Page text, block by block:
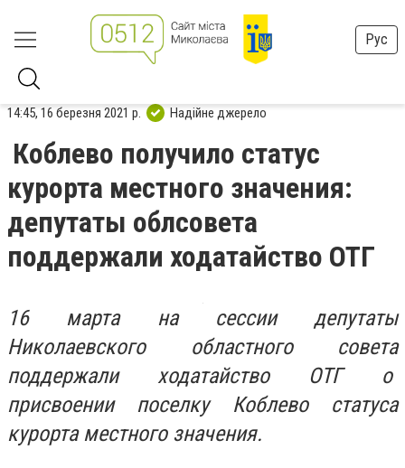
Рус
14:45, 16 березня 2021 р. Надійне джерело
Коблево получило статус
курорта местного значения:
депутаты облсовета
поддержали ходатайство ОТГ
16 марта на сессии депутаты
Николаевского областного совета
поддержали ходатайство ОТГ о
присвоении поселку Коблево статуса
курорта местного значения.